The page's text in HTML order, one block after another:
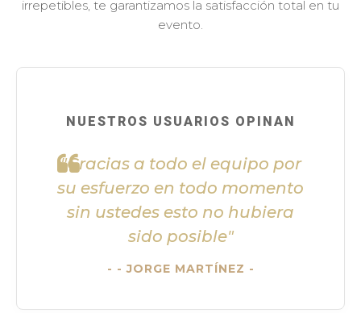
irrepetibles, te garantizamos la satisfacción total en tu
evento.
NUESTROS USUARIOS OPINAN
"Gracias a todo el equipo por
su esfuerzo en todo momento
sin ustedes esto no hubiera
sido posible"
- JORGE MARTÍNEZ -